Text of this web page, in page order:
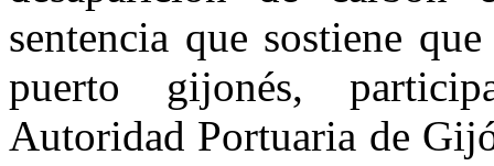
sentencia que sostiene
puerto gijonés,
Autoridad Portuaria de